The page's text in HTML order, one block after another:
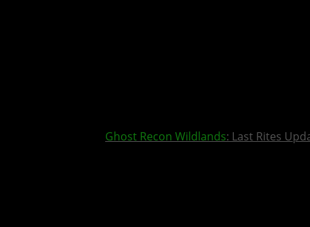
Ghost Recon Wildlands: Last Rites